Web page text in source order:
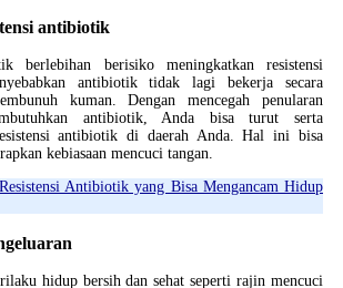
antibiotik
berlebihan berisiko meningkatkan resistensi
antibiotik tidak lagi bekerja secara
kuman. Dengan mencegah penularan
antibiotik, Anda bisa turut serta
antibiotik di daerah Anda. Hal ini bisa
kebiasaan mencuci tangan.
Antibiotik yang Bisa Mengancam Hidup
hidup bersih dan sehat seperti rajin mencuci